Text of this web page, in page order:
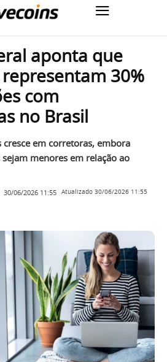
aponta que
30%
com
no Brasil
cresce em corretoras, embora
menores em relação ao
30/06/2026 11:55 Atualizado 30/06/2026 11:55